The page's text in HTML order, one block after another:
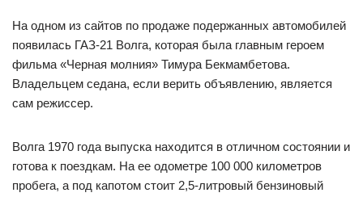
На одном из сайтов по продаже подержанных автомобилей
появилась ГАЗ-21 Волга, которая была главным героем
фильма «Черная молния» Тимура Бекмамбетова.
Владельцем седана, если верить объявлению, является
сам режиссер.
Волга 1970 года выпуска находится в отличном состоянии и
готова к поездкам. На ее одометре 100 000 километров
пробега, а под капотом стоит 2,5-литровый бензиновый